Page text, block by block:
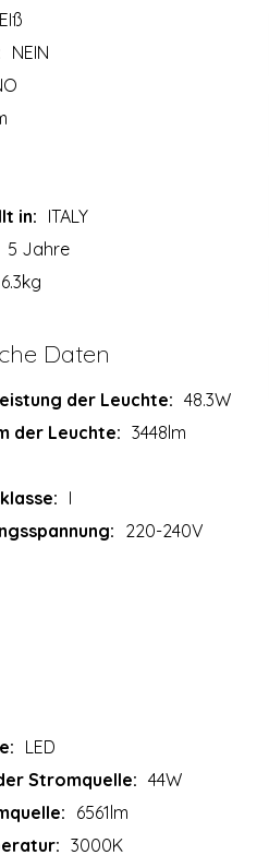
NEIN
in:
ITALY
5 Jahre
6.3kg
Daten
der Leuchte: 48.3W
der Leuchte: 3448lm
I
220-240V
LED
Stromquelle: 44W
6561lm
3000K